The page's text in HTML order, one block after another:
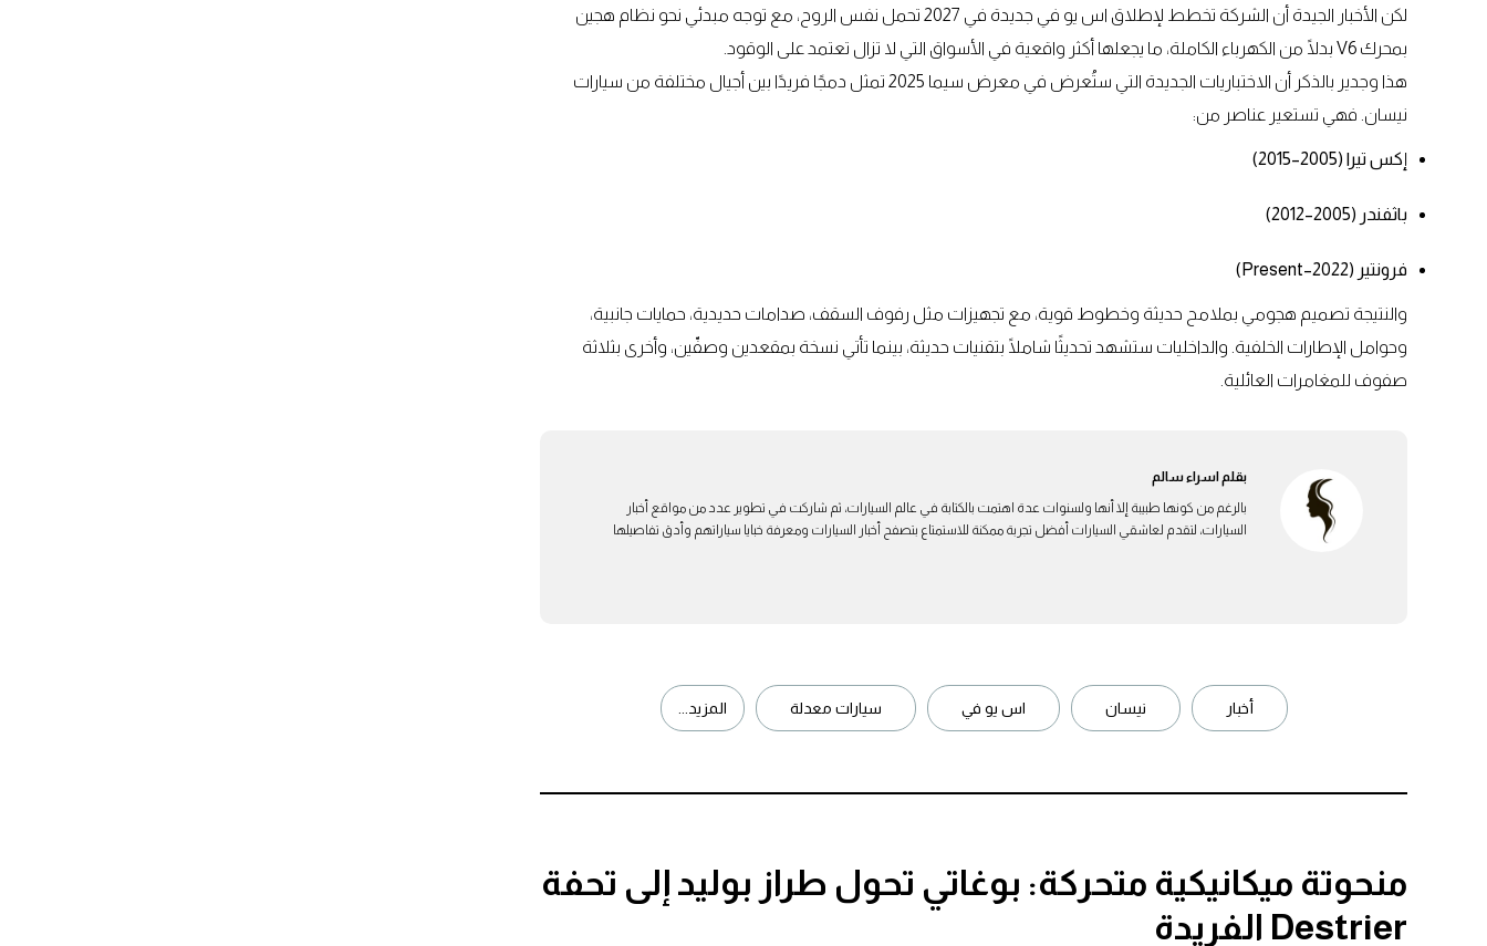
لكن الأخبار الجيدة أن الشركة تخطط لإطلاق اس يو في جديدة في 2027 تحمل نفس الروح، مع توجه مبدئي نحو نظام هجين
بمحرك V6 بدلًا من الكهرباء الكاملة، ما يجعلها أكثر واقعية في الأسواق التي لا تزال تعتمد على الوقود.
هذا وجدير بالذكر أن الاختباريات الجديدة التي ستُعرض في معرض سيما 2025 تمثل دمجًا فريدًا بين أجيال مختلفة من سيارات
نيسان. فهي تستعير عناصر من:
إكس تيرا (2005–2015)
باثفندر (2005–2012)
فرونتير (2022–Present)
والنتيجة تصميم هجومي بملامح حديثة وخطوط قوية، مع تجهيزات مثل رفوف السقف، صدامات حديدية، حمايات جانبية،
وحوامل الإطارات الخلفية. والداخليات ستشهد تحديثًا شاملًا بتقنيات حديثة، بينما تأتي نسخة بمقعدين وصفّين، وأخرى بثلاثة
صفوف للمغامرات العائلية.
بقلم اسراء سالم
بالرغم من كونها طبيبة إلا أنها ولسنوات عدة اهتمت بالكتابة في عالم السيارات، ثم شاركت في تطوير عدد من مواقع أخبار
السيارات، لتقدم لعاشقي السيارات أفضل تجربة ممكنة للاستمتاع بتصفح أخبار السيارات ومعرفة خبايا سياراتهم وأدق تفاصيلها
أخبار نيسان اس يو في سيارات معدلة المزيد...
منحوتة ميكانيكية متحركة: بوغاتي تحول طراز بوليد إلى تحفة
Destrier الفريدة